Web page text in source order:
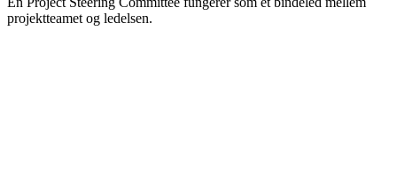
projektteamet og ledelsen.